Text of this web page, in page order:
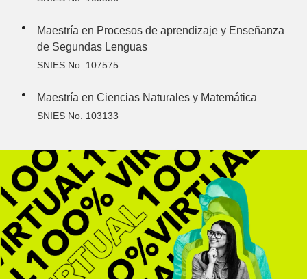
Maestría en Procesos de aprendizaje y Enseñanza
de Segundas Lenguas
SNIES No. 107575
Maestría en Ciencias Naturales y Matemática
SNIES No. 103133